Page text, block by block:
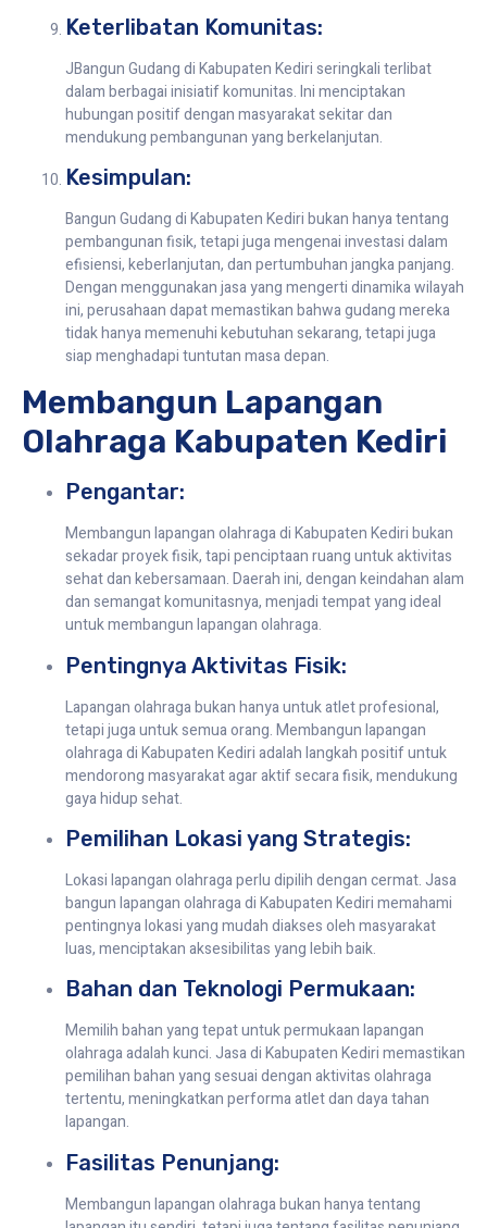
Keterlibatan Komunitas:
JBangun Gudang di Kabupaten Kediri seringkali terlibat
dalam berbagai inisiatif komunitas. Ini menciptakan
hubungan positif dengan masyarakat sekitar dan
mendukung pembangunan yang berkelanjutan.
Kesimpulan:
Bangun Gudang di Kabupaten Kediri bukan hanya tentang
pembangunan fisik, tetapi juga mengenai investasi dalam
efisiensi, keberlanjutan, dan pertumbuhan jangka panjang.
Dengan menggunakan jasa yang mengerti dinamika wilayah
ini, perusahaan dapat memastikan bahwa gudang mereka
tidak hanya memenuhi kebutuhan sekarang, tetapi juga
siap menghadapi tuntutan masa depan.
Membangun Lapangan
Olahraga Kabupaten Kediri
Pengantar:
Membangun lapangan olahraga di Kabupaten Kediri bukan
sekadar proyek fisik, tapi penciptaan ruang untuk aktivitas
sehat dan kebersamaan. Daerah ini, dengan keindahan alam
dan semangat komunitasnya, menjadi tempat yang ideal
untuk membangun lapangan olahraga.
Pentingnya Aktivitas Fisik:
Lapangan olahraga bukan hanya untuk atlet profesional,
tetapi juga untuk semua orang. Membangun lapangan
olahraga di Kabupaten Kediri adalah langkah positif untuk
mendorong masyarakat agar aktif secara fisik, mendukung
gaya hidup sehat.
Pemilihan Lokasi yang Strategis:
Lokasi lapangan olahraga perlu dipilih dengan cermat. Jasa
bangun lapangan olahraga di Kabupaten Kediri memahami
pentingnya lokasi yang mudah diakses oleh masyarakat
luas, menciptakan aksesibilitas yang lebih baik.
Bahan dan Teknologi Permukaan:
Memilih bahan yang tepat untuk permukaan lapangan
olahraga adalah kunci. Jasa di Kabupaten Kediri memastikan
pemilihan bahan yang sesuai dengan aktivitas olahraga
tertentu, meningkatkan performa atlet dan daya tahan
lapangan.
Fasilitas Penunjang:
Membangun lapangan olahraga bukan hanya tentang